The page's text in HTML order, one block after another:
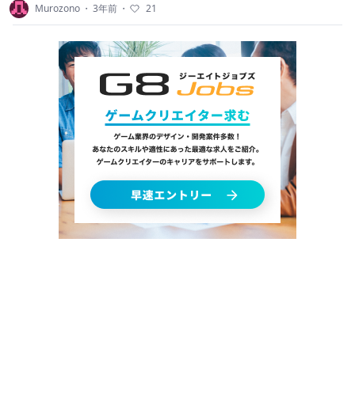
Murozono ・ 3年前 ・ 21